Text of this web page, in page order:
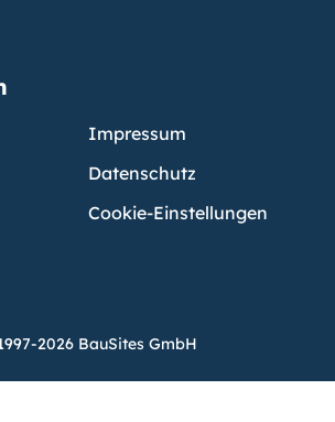
Impressum
Datenschutz
Cookie-Einstellungen
2026 BauSites GmbH